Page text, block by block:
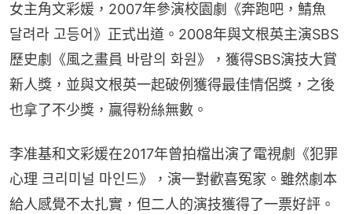
女主角文彩媛，2007年參演校園劇《奔跑吧，鯖魚
달려라 고등어》正式出道。2008年與文根英主演SBS
歷史劇《風之畫員 바람의 화원》，獲得SBS演技大賞
新人獎，並與文根英一起破例獲得最佳情侶獎，之後
也拿了不少獎，贏得粉絲無數。
李准基和文彩媛在2017年曾拍檔出演了電視劇《犯罪
心理 크리미널 마인드》，演一對歡喜冤家。雖然劇本
給人感覺不太扎實，但二人的演技獲得了一票好評。